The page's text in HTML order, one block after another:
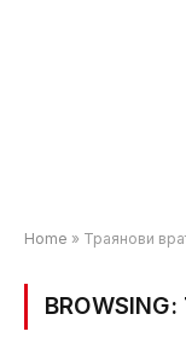
Home » Траянови
BROWSING: